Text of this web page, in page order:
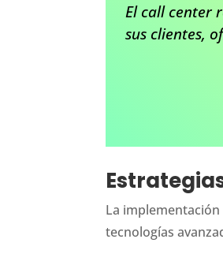
El call center
sus clientes,
La
tecnologías